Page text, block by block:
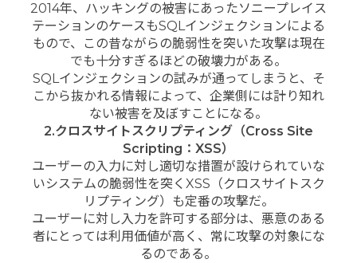
2014年、ハッキングの被害にあったソニープレイス
テーションのケースもSQLインジェクションによる
もので、この昔ながらの脆弱性を突いた攻撃は現在
でも十分すぎるほどの破壊力がある。
SQLインジェクションの試みが通ってしまうと、そ
こから抜かれる情報によって、企業側には計り知れ
ない被害を及ぼすことになる。
2.クロスサイトスクリプティング（Cross Site
Scripting：XSS）
ユーザーの入力に対し適切な措置が設けられていな
いシステムの脆弱性を突くXSS（クロスサイトスク
リプティング）も定番の攻撃だ。
ユーザーに対し入力を許可する部分は、悪意のある
者にとっては利用価値が高く、常に攻撃の対象にな
るのである。